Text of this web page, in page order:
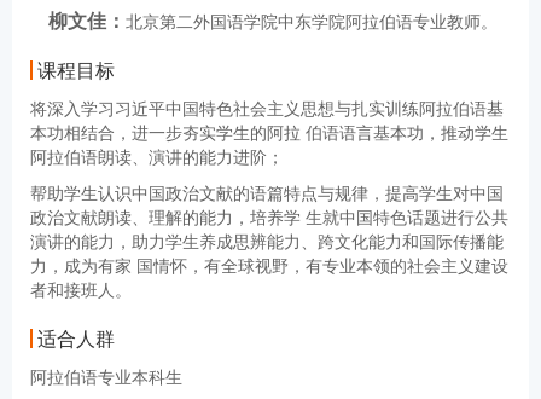
柳文佳： 北京第二外国语学院中东学院阿拉伯语专业教师。
课程目标
将深入学习习近平中国特色社会主义思想与扎实训练阿拉伯语基
本功相结合，进一步夯实学生的阿拉 伯语语言基本功，推动学生
阿拉伯语朗读、演讲的能力进阶；
帮助学生认识中国政治文献的语篇特点与规律，提高学生对中国
政治文献朗读、理解的能力，培养学 生就中国特色话题进行公共
演讲的能力，助力学生养成思辨能力、跨文化能力和国际传播能
力，成为有家 国情怀，有全球视野，有专业本领的社会主义建设
者和接班人。
适合人群
阿拉伯语专业本科生